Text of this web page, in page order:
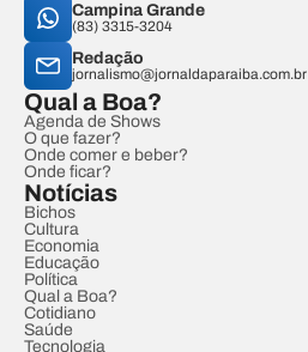
Campina Grande
(83) 3315-3204
Redação
jornalismo@jornaldaparaiba.com.br
Qual a Boa?
Agenda de Shows
O que fazer?
Onde comer e beber?
Onde ficar?
Notícias
Bichos
Cultura
Economia
Educação
Política
Qual a Boa?
Cotidiano
Saúde
Tecnologia